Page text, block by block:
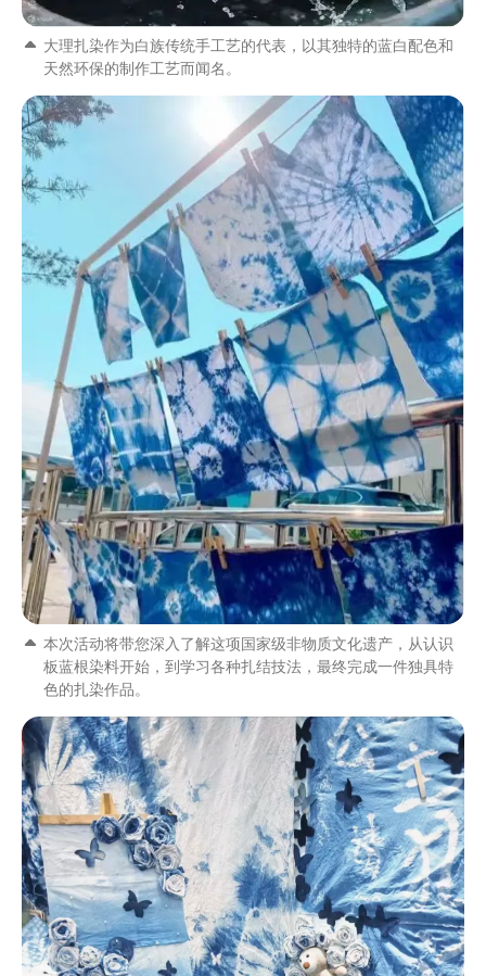
大理扎染作为白族传统手工艺的代表，以其独特的蓝白配色和
天然环保的制作工艺而闻名。
本次活动将带您深入了解这项国家级非物质文化遗产，从认识
板蓝根染料开始，到学习各种扎结技法，最终完成一件独具特
色的扎染作品。